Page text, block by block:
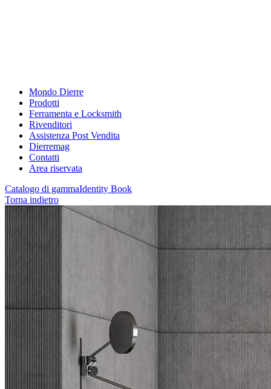
Mondo Dierre
Prodotti
Ferramenta e Locksmith
Rivenditori
Assistenza Post Vendita
Dierremag
Contatti
Area riservata
Catalogo di gammaIdentity Book
Torna indietro